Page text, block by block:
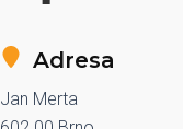
Adresa
Jan Merta